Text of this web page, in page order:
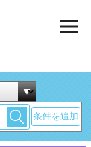
条件を追加